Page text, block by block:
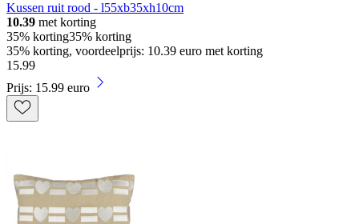
Kussen ruit rood - l55xb35xh10cm
10.39 met korting
35% korting35% korting
35% korting, voordeelprijs: 10.39 euro met korting
15.99
Prijs: 15.99 euro